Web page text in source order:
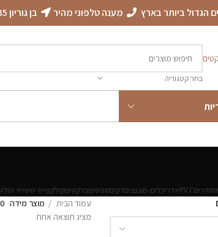
הגדול ביותר בארץ מענה טלפוני מהיר בן גוריון 35, הרצליה
בחר קטגוריה
P.V.Cאדריכלים-מעצביםדקיםטפטיםפרקטיםקולקציית שטיחי
עמוד הבית מוצר מידה
מציג תוצאה אחת